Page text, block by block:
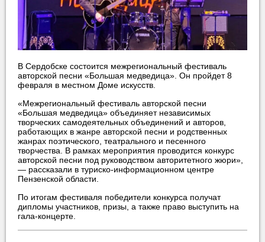
В Сердобске состоится межрегиональный фестиваль
авторской песни «Большая медведица». Он пройдет 8
февраля в местном Доме искусств.
«Межрегиональный фестиваль авторской песни
«Большая медведица» объединяет независимых
творческих самодеятельных объединений и авторов,
работающих в жанре авторской песни и родственных
жанрах поэтического, театрального и песенного
творчества. В рамках мероприятия проводится конкурс
авторской песни под руководством авторитетного жюри»,
— рассказали в туриско-информационном центре
Пензенской области.
По итогам фестиваля победители конкурса получат
дипломы участников, призы, а также право выступить на
гала-концерте.